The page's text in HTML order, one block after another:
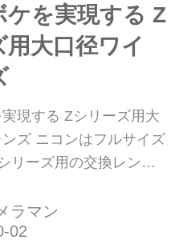
F2.8 O.I.S.の2本
F4は2019年...
ケを実現する Z
用大口径ワイ
現する Zシリーズ用大
ズ ニコンはフルサイズ
リーズ用の交換レンズ
する。価格は13万
ラマン